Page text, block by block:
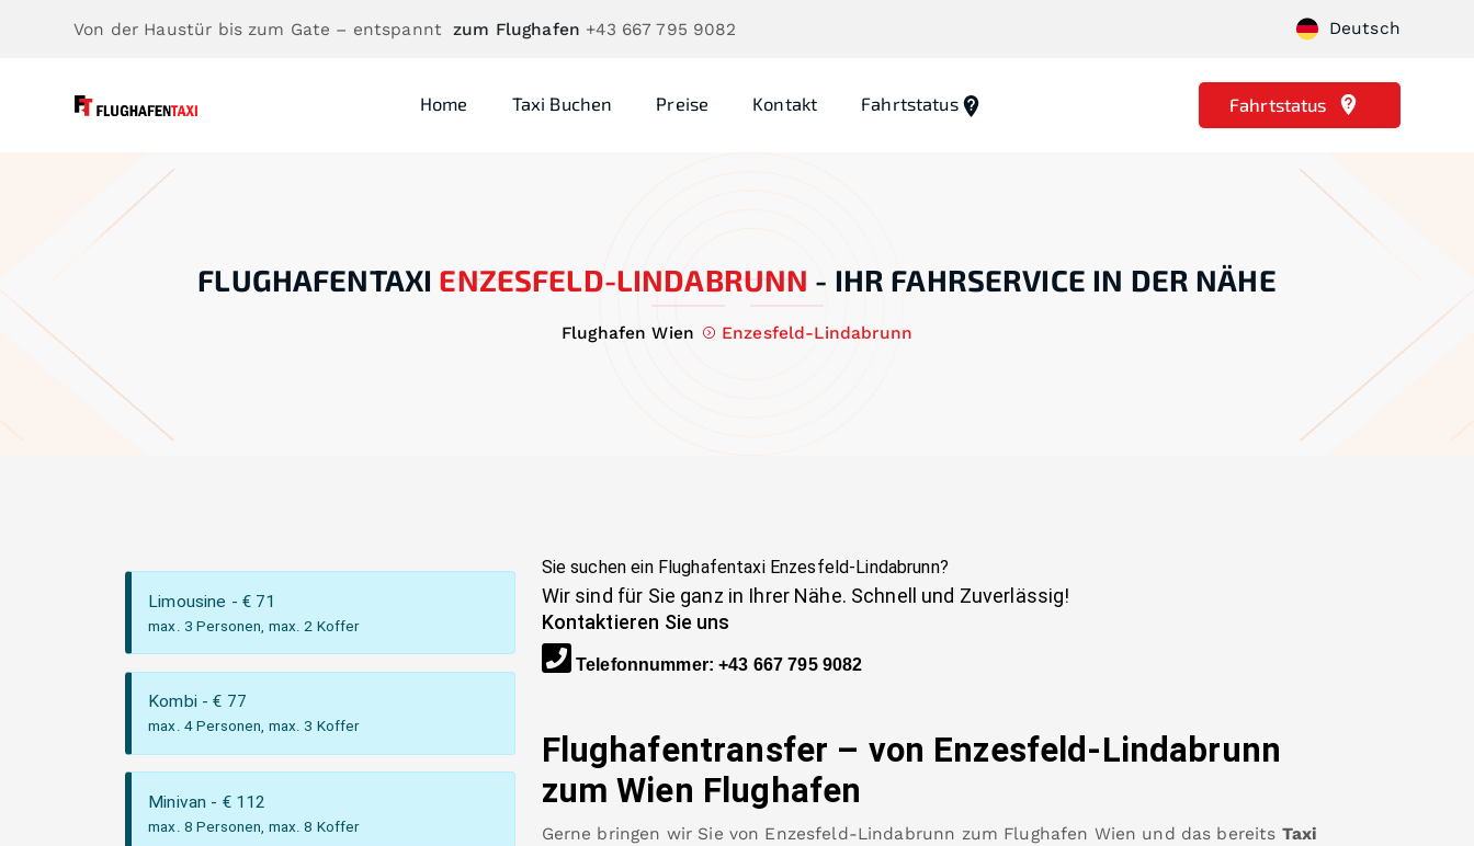
Von der Haustür bis zum Gate – entspannt zum Flughafen +43 667 795 9082 Deutsch
Home Taxi Buchen Preise Kontakt Fahrtstatus Fahrtstatus
FLUGHAFENTAXI ENZESFELD-LINDABRUNN - IHR FAHRSERVICE IN DER NÄHE
Flughafen Wien Enzesfeld-Lindabrunn
Limousine - € 71
max. 3 Personen, max. 2 Koffer
Kombi - € 77
max. 4 Personen, max. 3 Koffer
Minivan - € 112
max. 8 Personen, max. 8 Koffer
Sie suchen ein Flughafentaxi Enzesfeld-Lindabrunn?
Wir sind für Sie ganz in Ihrer Nähe. Schnell und Zuverlässig!
Kontaktieren Sie uns
Telefonnummer:+43 667 795 9082
Flughafentransfer – von Enzesfeld-Lindabrunn
zum Wien Flughafen
Gerne bringen wir Sie von Enzesfeld-Lindabrunn zum Flughafen Wien und das bereits Taxi